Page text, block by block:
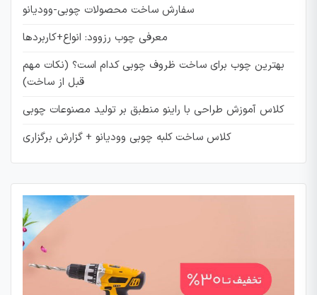
سفارش ساخت محصولات چوبی-وودیانو
معرفی چوب رزوود: انواع+کاربردها
بهترین چوب برای ساخت ظروف چوبی کدام است؟ (نکات مهم
قبل از ساخت)
کلاس آموزش طراحی با راینو منطبق بر تولید مصنوعات چوبی
کلاس ساخت کلبه چوبی وودیانو + گزارش برگزاری